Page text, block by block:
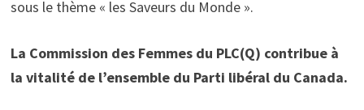
sous le thème « les Saveurs du Monde ».
La Commission des Femmes du PLC(Q) contribue à
la vitalité de l’ensemble du Parti libéral du Canada.